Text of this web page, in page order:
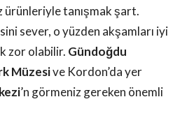
ürünleriyle tanışmak şart.
sever, o yüzden akşamları iyi
zor olabilir. Gündoğdu
Müzesive Kordon’da yer
’n görmeniz gereken önemli